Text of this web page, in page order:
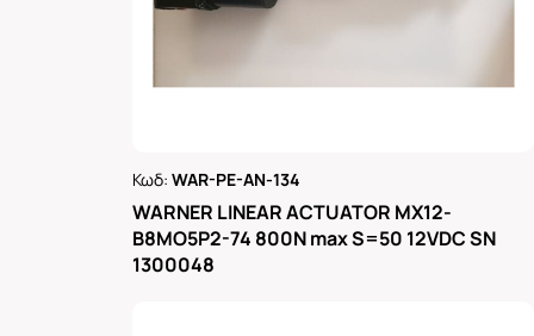
Κωδ:WAR-PE-AN-134
WARNER LINEAR ACTUATOR MX12-
B8MO5P2-74 800N max S=50 12VDC SN
1300048